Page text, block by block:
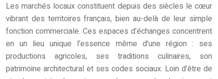
Les marchés locaux constituent depuis des siècles le cœur
vibrant des territoires français, bien au-delà de leur simple
fonction commerciale. Ces espaces d’échanges concentrent
en un lieu unique l’essence même d’une région : ses
productions agricoles, ses traditions culinaires, son
patrimoine architectural et ses codes sociaux. Loin d’être de